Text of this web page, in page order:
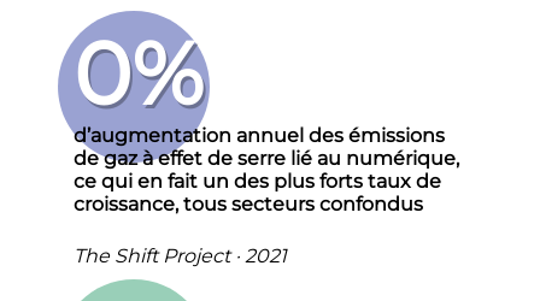
0%
d’augmentation annuel des émissions
de gaz à effet de serre lié au numérique,
ce qui en fait un des plus forts taux de
croissance, tous secteurs confondus
The Shift Project · 2021